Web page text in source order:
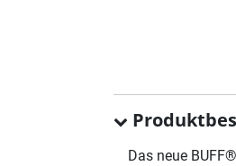
Das neue